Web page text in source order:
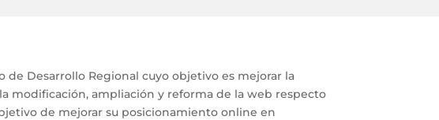
de Desarrollo Regional cuyo objetivo es mejorar la
modificación, ampliación y reforma de la web respecto
de mejorar su posicionamiento online en